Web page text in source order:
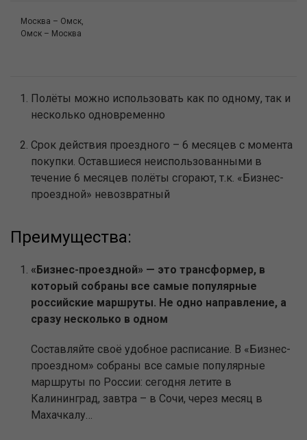
Москва – Омск,
Омск – Москва
Полёты можно использовать как по одному, так и
несколько одновременно
Срок действия проездного – 6 месяцев с момента
покупки. Оставшиеся неиспользованными в
течение 6 месяцев полёты сгорают, т.к. «Бизнес-
проездной» невозвратный
Преимущества:
«Бизнес-проездной» — это трансформер, в
который собраны все самые популярные
российские маршруты. Не одно направление, а
сразу несколько в одном
Составляйте своё удобное расписание. В «Бизнес-
проездном» собраны все самые популярные
маршруты по России: сегодня летите в
Калининград, завтра – в Сочи, через месяц в
Махачкалу…